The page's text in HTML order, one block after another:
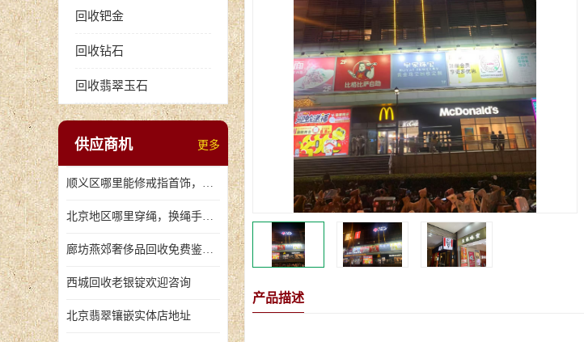
回收钯金
回收钻石
回收翡翠玉石
供应商机 更多
顺义区哪里能修戒指首饰，爪断裂了
北京地区哪里穿绳，换绳手串的地方
廊坊燕郊奢侈品回收免费鉴定，无手续费回收价格
西城回收老银锭欢迎咨询
北京翡翠镶嵌实体店地址
产品描述